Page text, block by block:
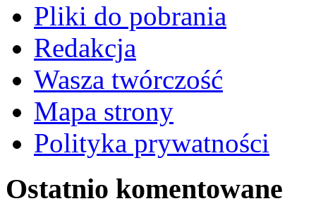
Pliki do pobrania
Redakcja
Wasza twórczość
Mapa strony
Polityka prywatności
Ostatnio komentowane